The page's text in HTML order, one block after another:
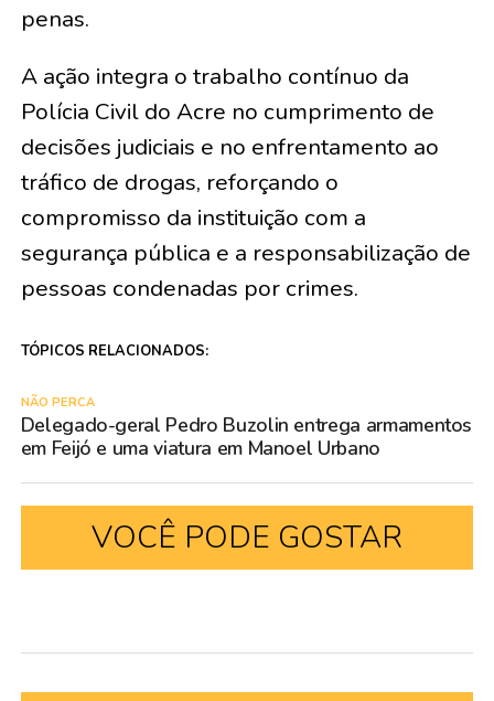
penas.
A ação integra o trabalho contínuo da
Polícia Civil do Acre no cumprimento de
decisões judiciais e no enfrentamento ao
tráfico de drogas, reforçando o
compromisso da instituição com a
segurança pública e a responsabilização de
pessoas condenadas por crimes.
TÓPICOS RELACIONADOS:
NÃO PERCA
Delegado-geral Pedro Buzolin entrega armamentos
em Feijó e uma viatura em Manoel Urbano
VOCÊ PODE GOSTAR